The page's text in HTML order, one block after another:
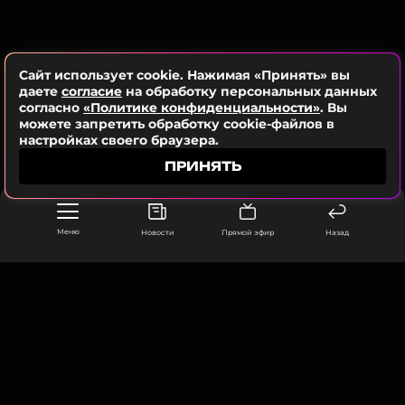
Меню Новости Прямой эфир Назад
Музыкант, Группа
Жанры: Поп, R&B
Биография, последние новости
и многое другое >
Фото: Яна Яворская/ТАСС
Читайте нас в Одноклассниках,
Сайт использует cookie. Нажимая «Принять» вы
даете согласие на обработку персональных данных
согласно «Политике конфиденциальности». Вы
можете запретить обработку cookie-файлов в
настройках своего браузера.
ПРИНЯТЬ